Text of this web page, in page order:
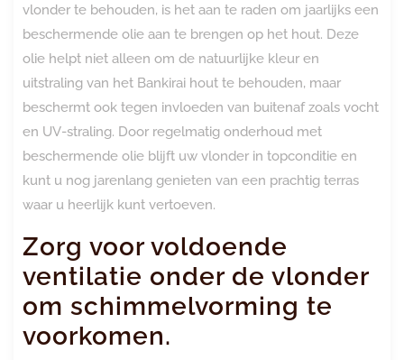
vlonder te behouden, is het aan te raden om jaarlijks een
beschermende olie aan te brengen op het hout. Deze
olie helpt niet alleen om de natuurlijke kleur en
uitstraling van het Bankirai hout te behouden, maar
beschermt ook tegen invloeden van buitenaf zoals vocht
en UV-straling. Door regelmatig onderhoud met
beschermende olie blijft uw vlonder in topconditie en
kunt u nog jarenlang genieten van een prachtig terras
waar u heerlijk kunt vertoeven.
Zorg voor voldoende
ventilatie onder de vlonder
om schimmelvorming te
voorkomen.